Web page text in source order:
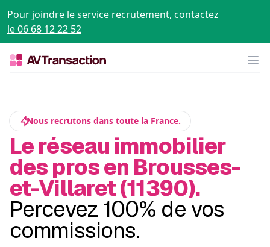
Pour joindre le service recrutement, contactez
le 06 68 12 22 52
Nous recrutons dans toute la France.
Le réseau immobilier
des pros en Brousses-
et-Villaret (11390).
Percevez 100% de vos
commissions.